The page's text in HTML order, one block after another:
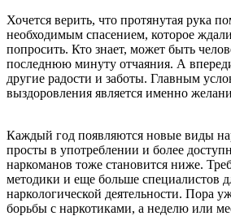
Хочется верить, что протянутая рука
необходимым спасением, которое
попросить. Кто знает, может быть
последнюю минуту отчаяния. А
другие радости и заботы. Главным
выздоровления является именно
Каждый год появляются новые виды
просты в употреблении и более
наркоманов тоже становится ниже.
методики и еще больше специалистов
наркологической деятельности. Пора
борьбы с наркотиками, а неделю или